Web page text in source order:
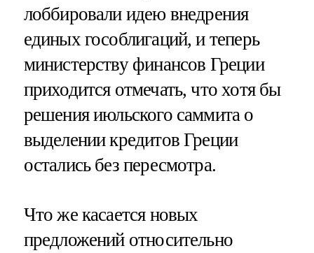
лоббировали идею внедрения
единых гособлигаций, и теперь
министерству финансов Греции
приходится отмечать, что хотя бы
решения июльского саммита о
выделении кредитов Греции
остались без пересмотра.
Что же касается новых
предложений относительно